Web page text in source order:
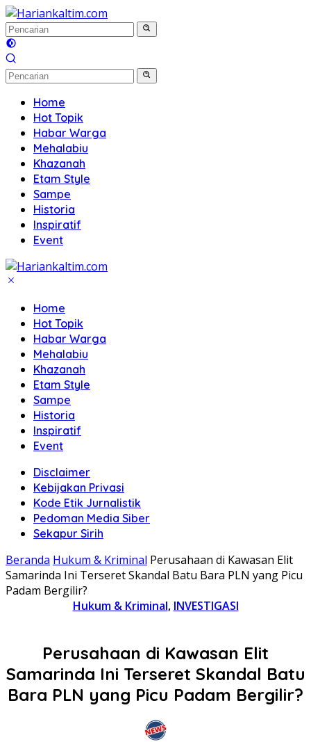
Langsung
ke
konten
Home
Hot Topik
Habar Warga
Mehalabiu
Khazanah
Etam Style
Sampe
Historia
Inspiratif
Event
Home
Hot Topik
Habar Warga
Mehalabiu
Khazanah
Etam Style
Sampe
Historia
Inspiratif
Event
Disclaimer
Kebijakan Privasi
Kode Etik Jurnalistik
Pedoman Media Siber
Sekapur Sirih
Beranda Hukum & Kriminal Perusahaan di Kawasan Elit
Samarinda Ini Terseret Skandal Batu Bara PLN yang Picu
Padam Bergilir?
Hukum & Kriminal, INVESTIGASI
Perusahaan di Kawasan Elit
Samarinda Ini Terseret Skandal Batu
Bara PLN yang Picu Padam Bergilir?